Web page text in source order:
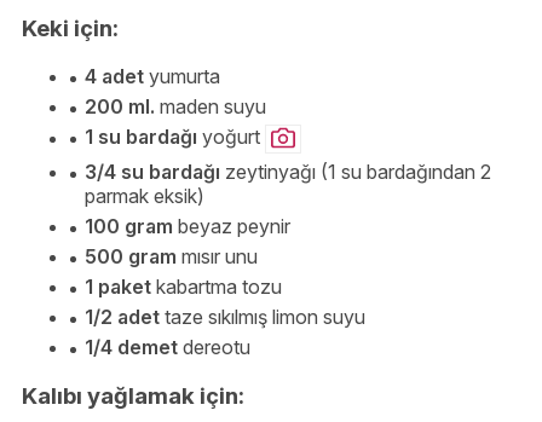
Keki için:
4 adet yumurta
200 ml. maden suyu
1 su bardağı yoğurt
3/4 su bardağı zeytinyağı (1 su bardağından 2
parmak eksik)
100 gram beyaz peynir
500 gram mısır unu
1 paket kabartma tozu
1/2 adet taze sıkılmış limon suyu
1/4 demet dereotu
Kalıbı yağlamak için: